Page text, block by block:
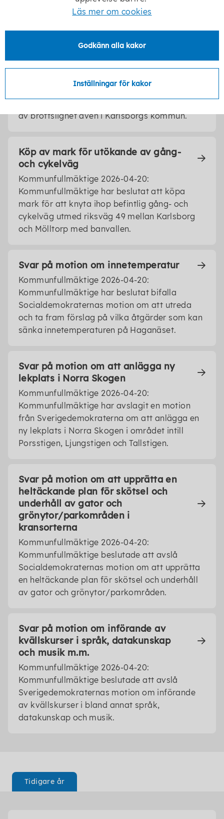
särskilt boende på Haganäset.
Kommunfullmäktige 2026-04-20:
Kommunfullmäktige har beslutat om en policy
mot välfärdsbrottslighet som ska vara
av brottslighet även i Karlsborgs kommun.
Köp av mark för utökande av gång-
och cykelväg
Kommunfullmäktige 2026-04-20:
Kommunfullmäktige har beslutat att köpa
mark för att knyta ihop befintlig gång- och
cykelväg utmed riksväg 49 mellan Karlsborg
och Mölltorp med banvallen.
Svar på motion om innetemperatur
Kommunfullmäktige 2026-04-20:
Kommunfullmäktige har beslutat bifalla
Socialdemokraternas motion om att utreda
och ta fram förslag på vilka åtgärder som kan
sänka innetemperaturen på Haganäset.
Svar på motion om att anlägga ny
lekplats i Norra Skogen
Kommunfullmäktige 2026-04-20:
Kommunfullmäktige har avslagit en motion
från Sverigedemokraterna om att anlägga en
ny lekplats i Norra Skogen i området intill
Porsstigen, Ljungstigen och Tallstigen.
Svar på motion om att upprätta en
heltäckande plan för skötsel och
underhåll av gator och
grönytor/parkområden i
kransorterna
Kommunfullmäktige 2026-04-20:
Kommunfullmäktige beslutade att avslå
Socialdemokraternas motion om att upprätta
en heltäckande plan för skötsel och underhåll
av gator och grönytor/parkområden.
Svar på motion om införande av
kvällskurser i språk, datakunskap
och musik m.m.
Kommunfullmäktige 2026-04-20:
Kommunfullmäktige beslutade att avslå
Sverigedemokraternas motion om införande
av kvällskurser i bland annat språk,
datakunskap och musik.
Tidigare år
Läs mer om cookies
Godkänn alla kakor
Inställningar för kakor